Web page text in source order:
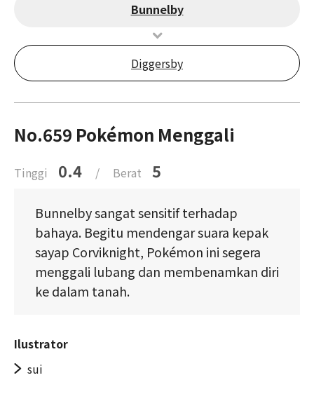
Bunnelby
Diggersby
No.659 Pokémon Menggali
Tinggi 0.4 / Berat 5
Bunnelby sangat sensitif terhadap
bahaya. Begitu mendengar suara kepak
sayap Corviknight, Pokémon ini segera
menggali lubang dan membenamkan diri
ke dalam tanah.
Ilustrator
sui